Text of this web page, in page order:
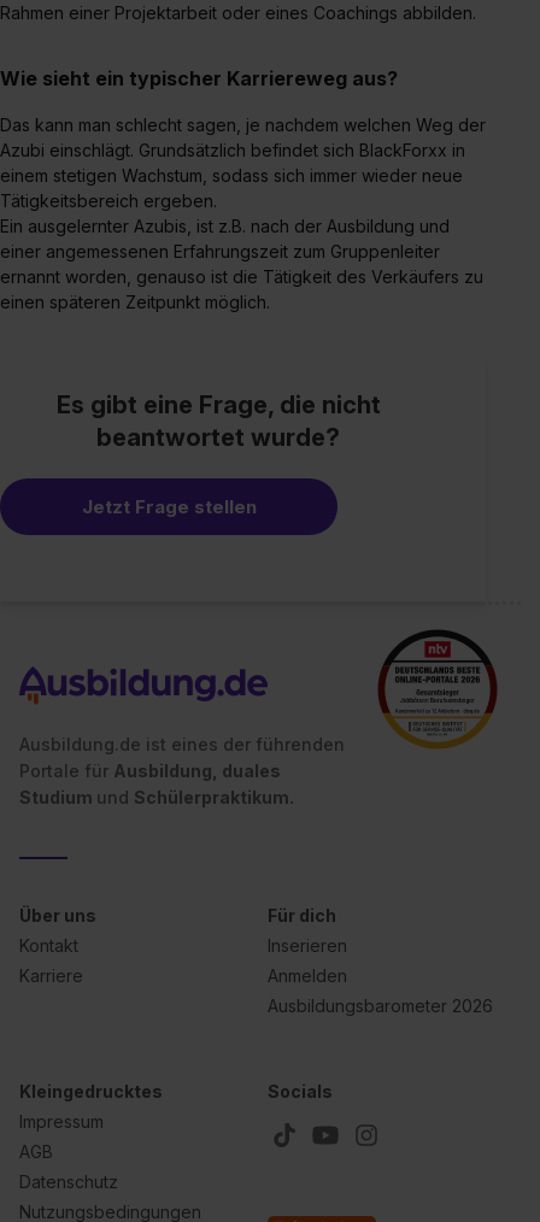
Rahmen einer Projektarbeit oder eines Coachings abbilden.
Wie sieht ein typischer Karriereweg aus?
Das kann man schlecht sagen, je nachdem welchen Weg der
Azubi einschlägt. Grundsätzlich befindet sich BlackForxx in
einem stetigen Wachstum, sodass sich immer wieder neue
Tätigkeitsbereich ergeben.
Ein ausgelernter Azubis, ist z.B. nach der Ausbildung und
einer angemessenen Erfahrungszeit zum Gruppenleiter
ernannt worden, genauso ist die Tätigkeit des Verkäufers zu
einen späteren Zeitpunkt möglich.
Es gibt eine Frage, die nicht
beantwortet wurde?
Jetzt Frage stellen
Ausbildung.de ist eines der führenden
Portale für Ausbildung, duales
Studium und Schülerpraktikum.
Über uns
Kontakt
Karriere
Für dich
Inserieren
Anmelden
Ausbildungsbarometer 2026
Kleingedrucktes
Impressum
AGB
Datenschutz
Nutzungsbedingungen
Socials